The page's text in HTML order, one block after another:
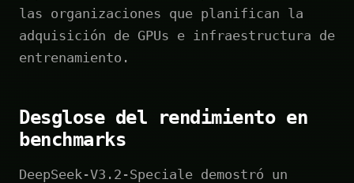
las organizaciones que planifican la
adquisición de GPUs e infraestructura de
entrenamiento.
Desglose del rendimiento en
benchmarks
DeepSeek-V3.2-Speciale demostró un